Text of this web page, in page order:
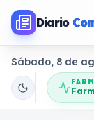
Diario
Sábado, 8 de